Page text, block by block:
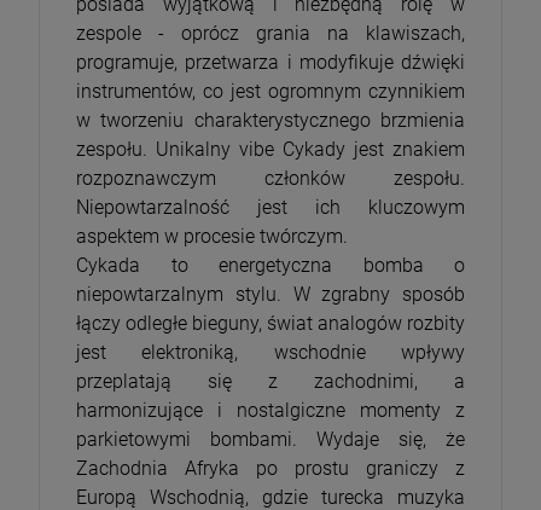
zespole - oprócz grania na klawiszach,
programuje, przetwarza i modyfikuje dźwięki
instrumentów, co jest ogromnym czynnikiem
w tworzeniu charakterystycznego brzmienia
zespołu. Unikalny vibe Cykady jest znakiem
rozpoznawczym członków zespołu.
Niepowtarzalność jest ich kluczowym
aspektem w procesie twórczym.
Cykada to energetyczna bomba o
niepowtarzalnym stylu. W zgrabny sposób
łączy odległe bieguny, świat analogów rozbity
jest elektroniką, wschodnie wpływy
przeplatają się z zachodnimi, a
harmonizujące i nostalgiczne momenty z
parkietowymi bombami. Wydaje się, że
Zachodnia Afryka po prostu graniczy z
Europą Wschodnią, gdzie turecka muzyka